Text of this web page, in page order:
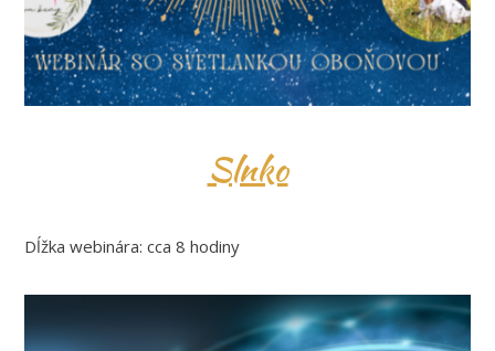
Slnko
Dĺžka webinára: cca 8 hodiny